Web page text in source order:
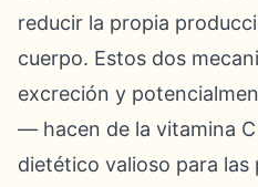
reducir la propia
cuerpo. Estos dos
excreción y
— hacen de la vitamina
dietético valioso para las